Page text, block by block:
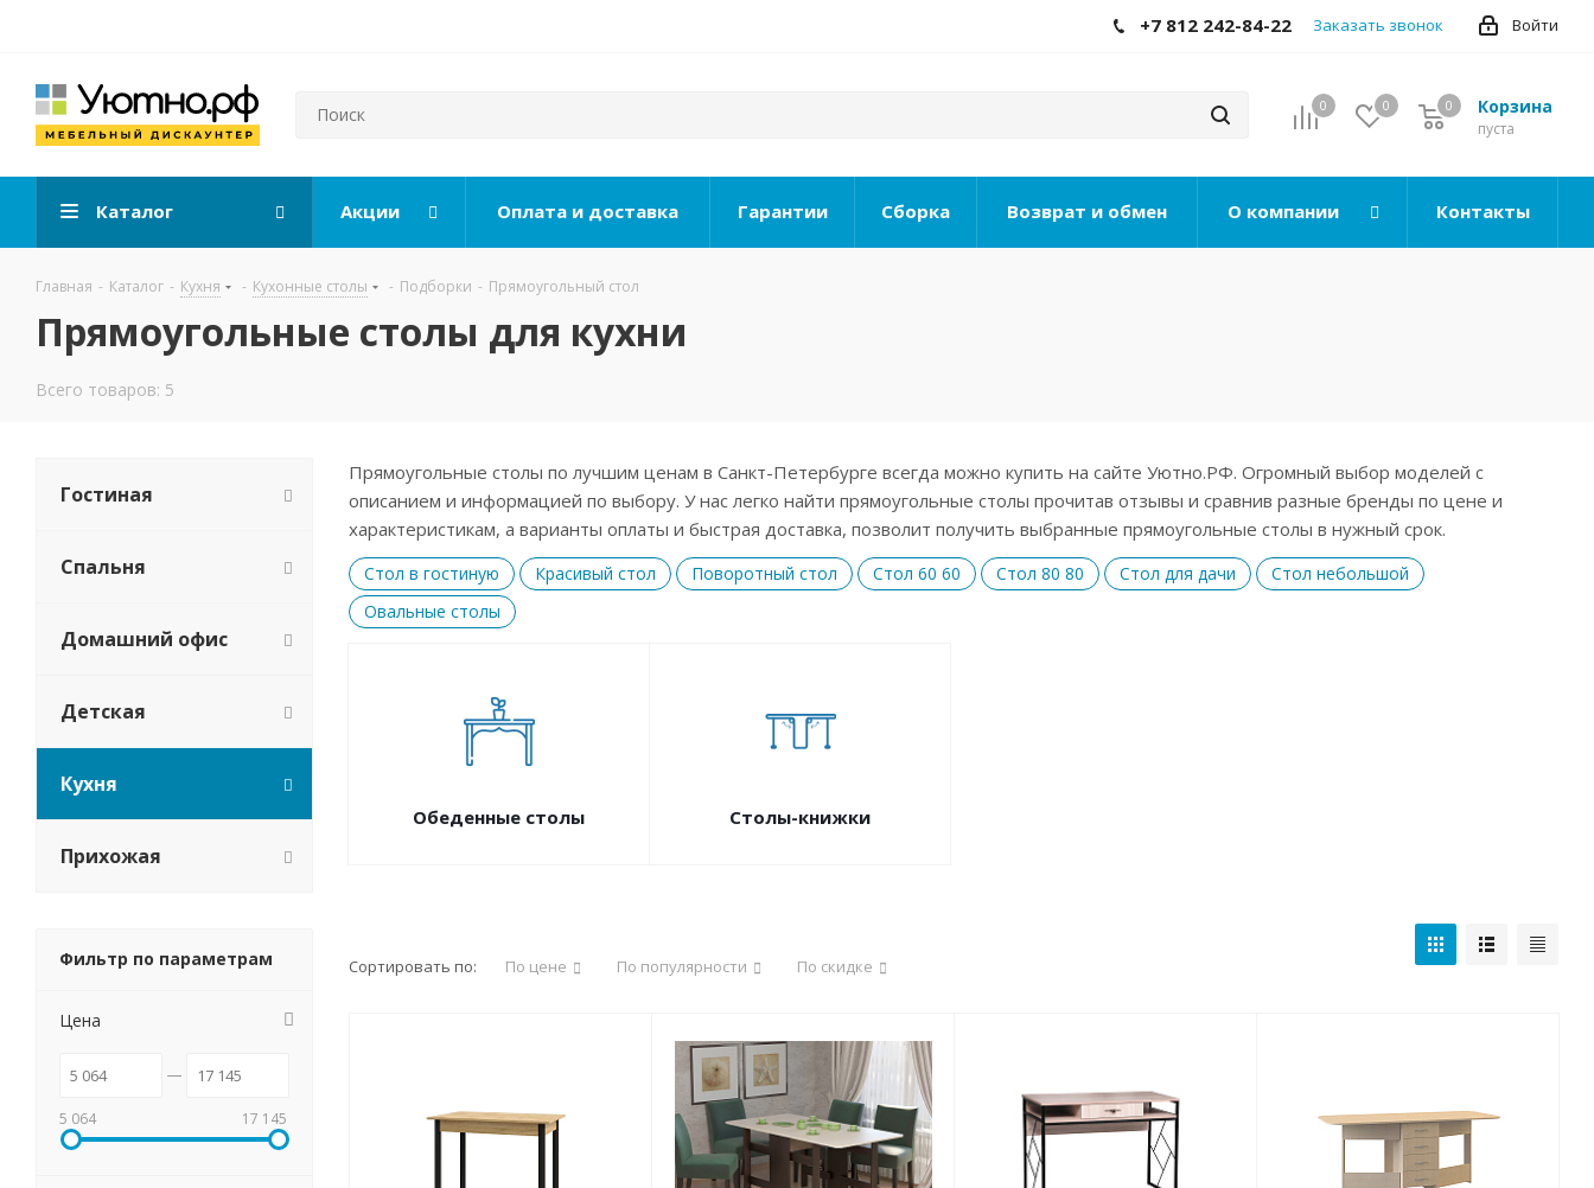
Войти
+7 812 242-84-22 Заказать звонок
0 0 Корзина
0
пуста
0
Каталог Акции Оплата и доставка Гарантии Сборка Возврат и обмен О компании Контакты
Главная - Каталог - Кухня - Кухонные столы - Подборки - Прямоугольный стол
Прямоугольные столы для кухни
Всего товаров: 5
Прямоугольные столы по лучшим ценам в Санкт-Петербурге всегда можно купить на сайте Уютно.РФ. Огромный выбор моделей с
описанием и информацией по выбору. У нас легко найти прямоугольные столы прочитав отзывы и сравнив разные бренды по цене и
характеристикам, а варианты оплаты и быстрая доставка, позволит получить выбранные прямоугольные столы в нужный срок.
Cтол в гостиную Красивый стол Поворотный стол Стол 60 60 Стол 80 80 Стол для дачи
Стол небольшой
Овальные столы
Обеденные столы Столы-книжки
Сортировать по: По цене По популярности По скидке
Гостиная
Спальня
Домашний офис
Детская
Кухня
Прихожая
Фильтр по параметрам
Цена
5 064 17 145